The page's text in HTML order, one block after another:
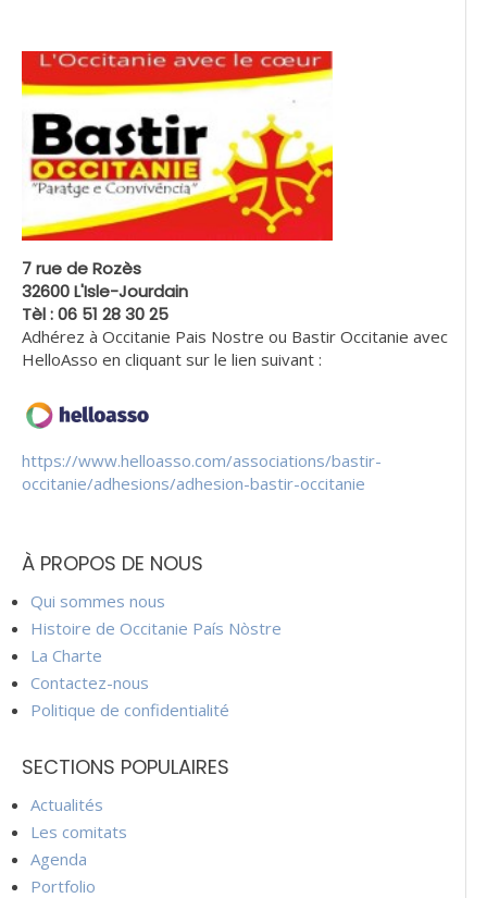
7 rue de Rozès
32600 L'Isle-Jourdain
Tèl : 06 51 28 30 25
Adhérez à Occitanie Pais Nostre ou Bastir Occitanie avec
HelloAsso en cliquant sur le lien suivant :
https://www.helloasso.com/associations/bastir-
occitanie/adhesions/adhesion-bastir-occitanie
À PROPOS DE NOUS
Qui sommes nous
Histoire de Occitanie País Nòstre
La Charte
Contactez-nous
Politique de confidentialité
SECTIONS POPULAIRES
Actualités
Les comitats
Agenda
Portfolio